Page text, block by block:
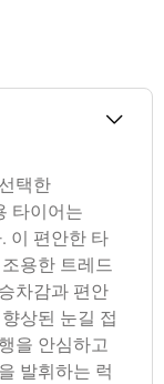
택한
타이어는
이 편안한 타
용한 트레드
차감과 편안
상된 눈길 접
을 안심하고
발휘하는 럭